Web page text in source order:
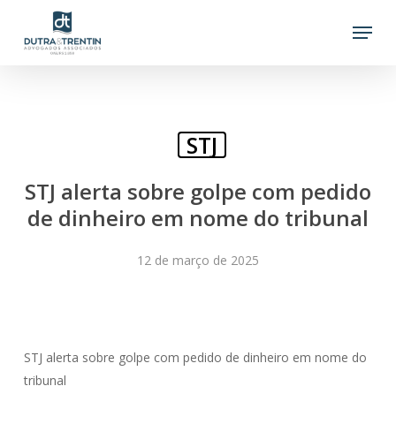
Menu
STJ
STJ alerta sobre golpe com pedido
de dinheiro em nome do tribunal
12 de março de 2025
STJ alerta sobre golpe com pedido de dinheiro em nome do
tribunal